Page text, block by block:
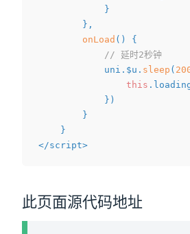
}
} ,
onLoad ( )
{
// 延时2秒钟
			uni
. $u . sleep (
this .
} )
}
}
</script>
此页面源代码地址